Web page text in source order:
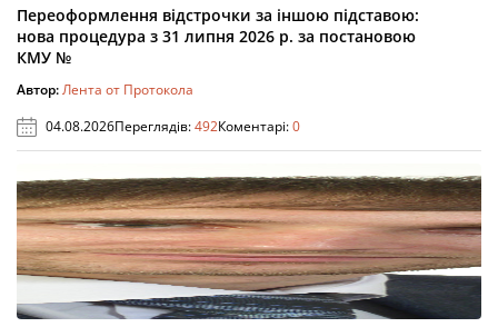
Переоформлення відстрочки за іншою підставою:
нова процедура з 31 липня 2026 р. за постановою
КМУ №
Автор:Лента от Протокола
04.08.2026Переглядів:492Коментарі:0